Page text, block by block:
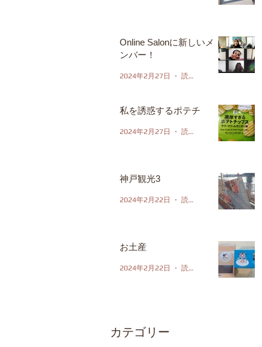
Online Salonに新しいメ
ンバー！
2024年2月27日 読了時間: 1分
私を誘惑するポテチ
2024年2月27日 読了時間: 1分
神戸観光3
2024年2月22日 読了時間: 1分
お土産
2024年2月22日 読了時間: 1分
​カテゴリー